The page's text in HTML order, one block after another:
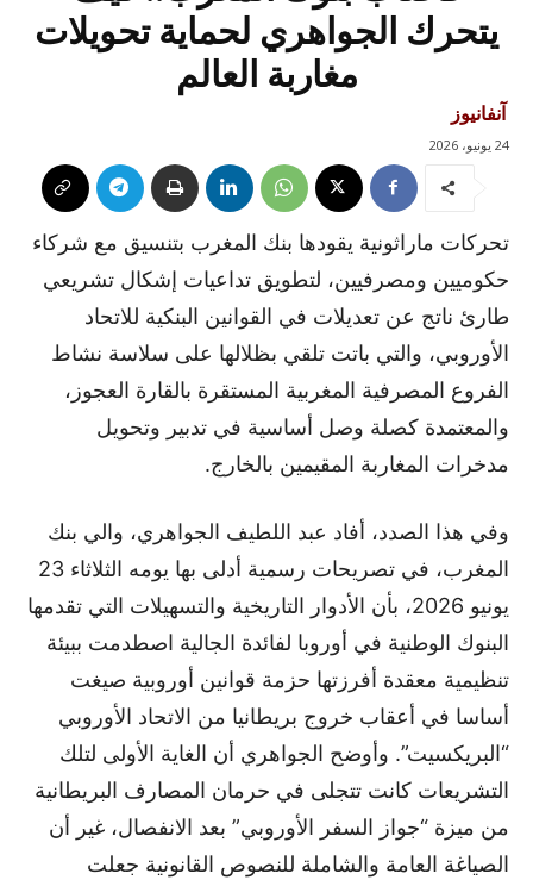
يتحرك الجواهري لحماية تحويلات
مغاربة العالم
آنفانيوز
24 يونيو، 2026
تحركات ماراثونية يقودها بنك المغرب بتنسيق مع شركاء
حكوميين ومصرفيين، لتطويق تداعيات إشكال تشريعي
طارئ ناتج عن تعديلات في القوانين البنكية للاتحاد
الأوروبي، والتي باتت تلقي بظلالها على سلاسة نشاط
الفروع المصرفية المغربية المستقرة بالقارة العجوز،
والمعتمدة كصلة وصل أساسية في تدبير وتحويل
مدخرات المغاربة المقيمين بالخارج.
وفي هذا الصدد، أفاد عبد اللطيف الجواهري، والي بنك
المغرب، في تصريحات رسمية أدلى بها يومه الثلاثاء 23
يونيو 2026، بأن الأدوار التاريخية والتسهيلات التي تقدمها
البنوك الوطنية في أوروبا لفائدة الجالية اصطدمت ببيئة
تنظيمية معقدة أفرزتها حزمة قوانين أوروبية صيغت
أساسا في أعقاب خروج بريطانيا من الاتحاد الأوروبي
“البريكسيت”. وأوضح الجواهري أن الغاية الأولى لتلك
التشريعات كانت تتجلى في حرمان المصارف البريطانية
من ميزة “جواز السفر الأوروبي” بعد الانفصال، غير أن
الصياغة العامة والشاملة للنصوص القانونية جعلت